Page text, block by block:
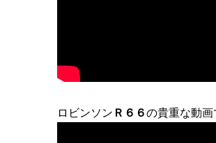
ロビンソン Ｒ６６の貴重な動画